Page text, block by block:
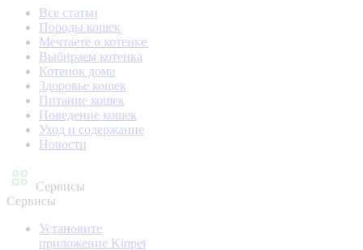
Все статьи
Породы кошек
Мечтаете о котенке
Выбираем котенка
Котенок дома
Здоровье кошек
Питание кошек
Поведение кошек
Уход и содержание
Новости
Сервисы
Сервисы
Установите
приложение Kinpet